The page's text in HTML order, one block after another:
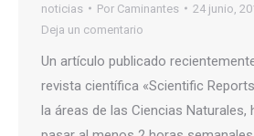
noticias Por Caminantes
24 junio,
Deja un comentario
Un artículo publicado
revista científica «Scientific
la áreas de las Ciencias Naturales,